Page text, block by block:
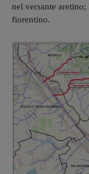
nel versante
fiorentino.